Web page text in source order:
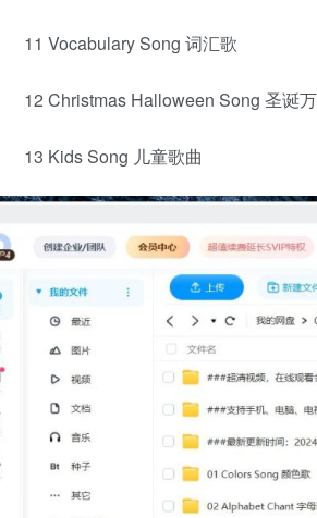
11 Vocabulary Song 词汇歌
12 Christmas Halloween Song 圣诞
13 Kids Song 儿童歌曲